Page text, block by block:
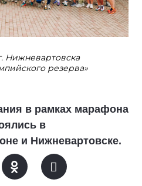
Нижневартовска
резерва»
в рамках марафона
в
и Нижневартовске.